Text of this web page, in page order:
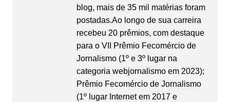
blog, mais de 35 mil matérias foram
postadas.Ao longo de sua carreira
recebeu 20 prêmios, com destaque
para o VII Prêmio Fecomércio de
Jornalismo (1º e 3º lugar na
categoria webjornalismo em 2023);
Prêmio Fecomércio de Jornalismo
(1º lugar Internet em 2017 e